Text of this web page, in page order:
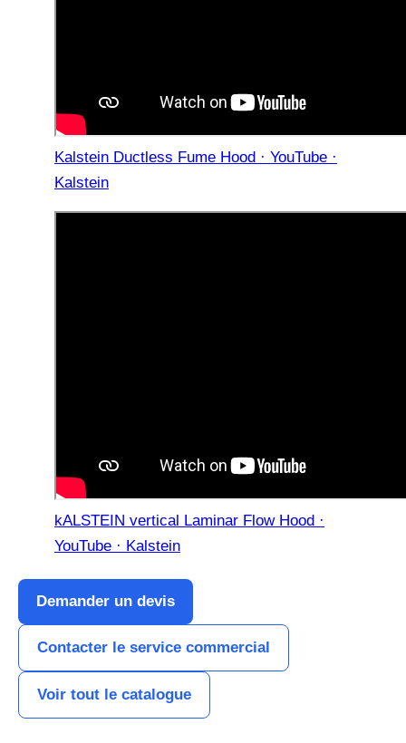
Kalstein Ductless Fume Hood · YouTube ·
Kalstein
kALSTEIN vertical Laminar Flow Hood ·
YouTube · Kalstein
Demander un devis
Contacter le service commercial
Voir tout le catalogue